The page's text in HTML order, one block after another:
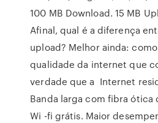
100 MB Download. 15 MB
Afinal, qual é a diferença
upload? Melhor ainda:
qualidade da internet que
verdade que a Internet
Banda larga com fibra ótica
Wi -fi grátis. Maior